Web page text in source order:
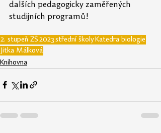
dalších pedagogicky zaměřených
studijních programů!
2. stupeň ZŠ 2023 střední školy Katedra biologie
Jitka Málková
Knihovna